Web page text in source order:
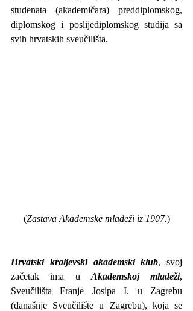
studenata (akademičara) preddiplomskog,
diplomskog i poslijediplomskog studija sa
svih hrvatskih sveučilišta.
(Zastava Akademske mladeži iz 1907.)
Hrvatski kraljevski akademski klub, svoj
začetak ima u Akademskoj mladeži,
Sveučilišta Franje Josipa I. u Zagrebu
(današnje Sveučilište u Zagrebu), koja se